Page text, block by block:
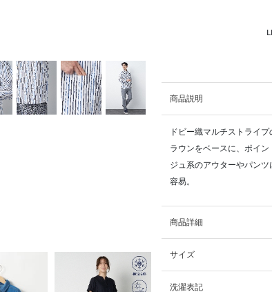
LL
商品説明
ドビー織マルチストライ
ラウンをベースに、ポイ
ジュ系のアウターやパン
容易。
商品詳細
サイズ
洗濯表記